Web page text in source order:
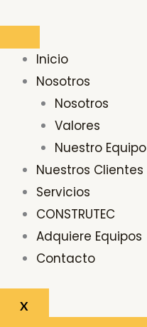
contenido
Inicio
Nosotros
Nosotros
Valores
Nuestro Equipo
Nuestros Clientes
Servicios
CONSTRUTEC
Adquiere Equipos
Contacto
X